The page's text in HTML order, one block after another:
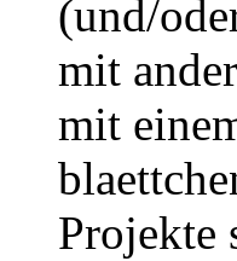
(und/
mit
mit
Projekte